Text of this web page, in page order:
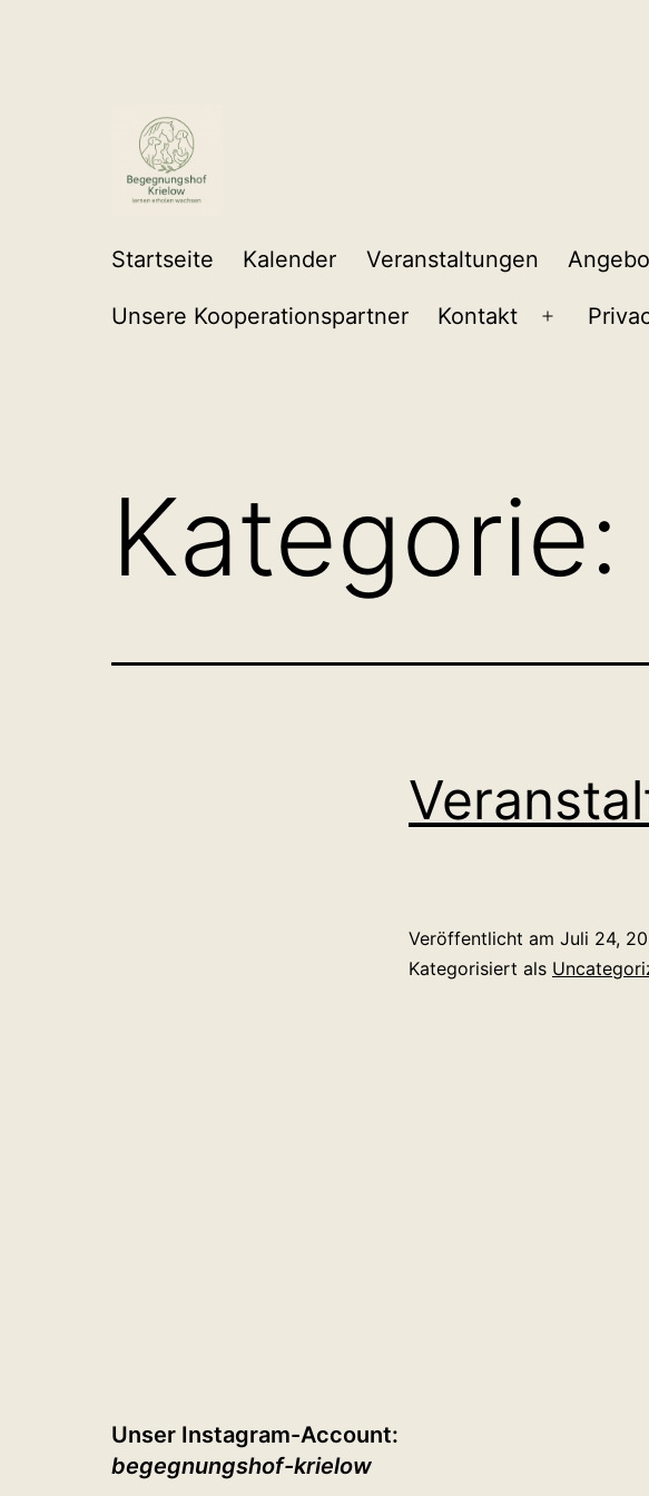
Startseite Kalender Veranstaltungen
Unsere Kooperationspartner Kontakt
Menü
Kategorie:
Veröffentlicht am Juli 24,
Kategorisiert als
Unser Instagram-Account:
begegnungshof-krielow